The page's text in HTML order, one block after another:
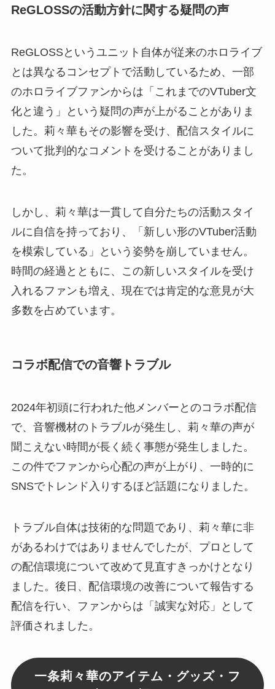
ReGLOSSの活動方針に関する疑問の声
ReGLOSSというユニット自体が従来のホロライブ
とは異なるコンセプトで活動しているため、一部
のホロライブファンからは「これまでのVTuber文
化と違う」という疑問の声が上がることがありま
した。莉々華もその影響を受け、配信スタイルに
ついて批判的なコメントを受けることがありまし
た。
しかし、莉々華は一貫して自分たちの活動スタイ
ルに自信を持っており、「新しい形のVTuber活動
を模索している」という姿勢を崩していません。
時間の経過とともに、この新しいスタイルを受け
入れるファンも増え、現在では肯定的な意見が大
多数を占めています。
コラボ配信での音響トラブル
2024年初頭に行われた他メンバーとのコラボ配信
で、音響機材のトラブルが発生し、莉々華の声が
聞こえない時間が長く続く事態が発生しました。
この件でファンから心配の声が上がり、一時的に
SNSでトレンド入りするほど話題になりました。
トラブル自体は技術的な問題であり、莉々華に非
があるわけではありませんでしたが、プロとして
の配信環境について改めて見直すきっかけとなり
ました。後日、配信環境の改善について報告する
配信を行い、ファンからは「誠実な対応」として
評価されました。
一条莉々華のアイテム・グッズ・フ